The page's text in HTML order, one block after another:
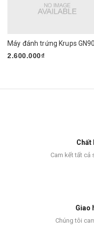
Máy đánh trứng Krups
2.600.000₫
Chất
Cam kết tất cả
Giao
Chúng tôi